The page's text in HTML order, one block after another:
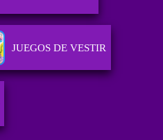
JUEGOS DE VESTIR